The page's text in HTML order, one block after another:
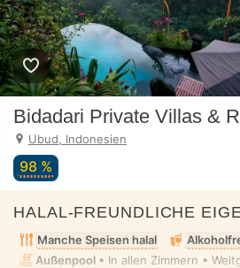
Bidadari Private Villas &
Ubud, Indonesien
98 %
HALAL-FREUNDLICHE
Manche Speisen halal
Außenpool • In allen Zimmern •